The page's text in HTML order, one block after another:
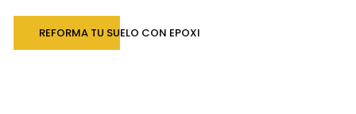
REFORMA TU SUELO CON EPOXI